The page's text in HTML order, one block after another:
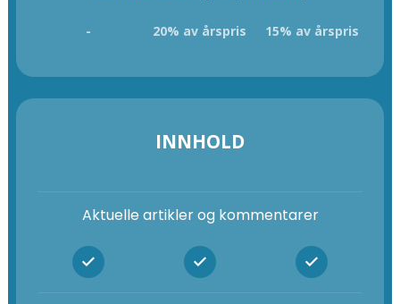
- 20% av årspris 15% av årspris
INNHOLD
Aktuelle artikler og kommentarer